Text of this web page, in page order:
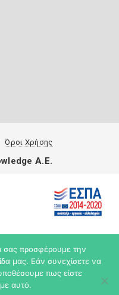
Όροι Χρήσης
σας προσφέρουμε την
μας. Εάν συνεχίσετε να
πως είστε
αυτό.
A.E.